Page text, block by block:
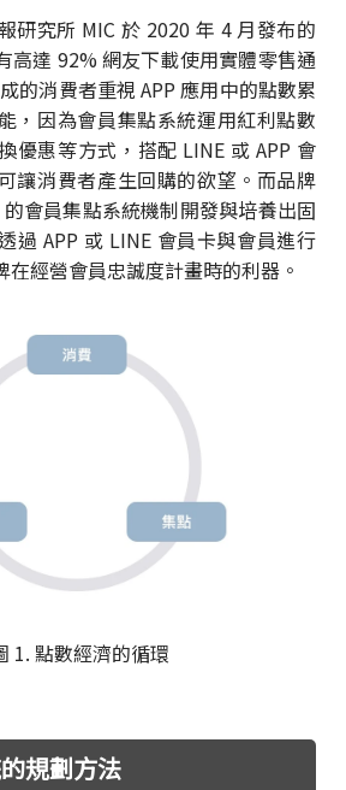
研究所 MIC 於 2020 年 4 月發布的
高達 92% 網友下載使用實體零售通
的消費者重視 APP 應用中的點數累
，因為會員集點系統運用紅利點數
優惠等方式，搭配 LINE 或 APP 會
讓消費者產生回購的欲望。而品牌
會員集點系統機制開發與培養出固
過 APP 或 LINE 會員卡與會員進行
經營會員忠誠度計畫時的利器。
1. 點數經濟的循環
規劃方法